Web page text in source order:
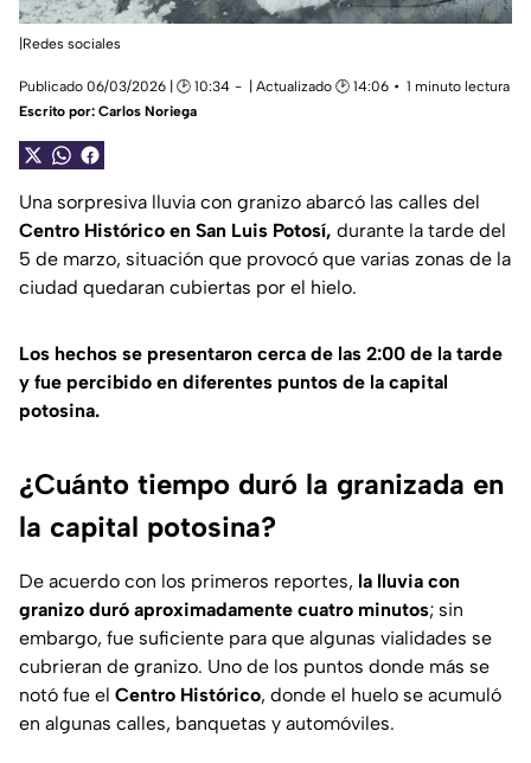
|Redes sociales
Publicado 06/03/2026 | 🕑 10:34 | Actualizado 🕑 14:06
1 minuto lectura
Escrito por: Carlos Noriega
Una sorpresiva lluvia con granizo abarcó las calles del
Centro Histórico en San Luis Potosí, durante la tarde del
5 de marzo, situación que provocó que varias zonas de la
ciudad quedaran cubiertas por el hielo.
Los hechos se presentaron cerca de las 2:00 de la tarde
y fue percibido en diferentes puntos de la capital
potosina.
¿Cuánto tiempo duró la granizada en
la capital potosina?
De acuerdo con los primeros reportes, la lluvia con
granizo duró aproximadamente cuatro minutos; sin
embargo, fue suficiente para que algunas vialidades se
cubrieran de granizo. Uno de los puntos donde más se
notó fue el Centro Histórico, donde el huelo se acumuló
en algunas calles, banquetas y automóviles.